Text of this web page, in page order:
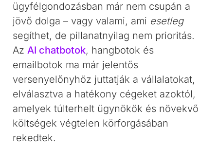
ügyfélgondozásban már nem csupán a
jövő dolga – vagy valami, ami esetleg
segíthet, de pillanatnyilag nem prioritás.
AzAI chatbotok, hangbotok és
emailbotok ma már jelentős
versenyelőnyhöz juttatják a vállalatokat,
elválasztva a hatékony cégeket azoktól,
amelyek túlterhelt ügynökök és növekvő
költségek végtelen körforgásában
rekedtek.